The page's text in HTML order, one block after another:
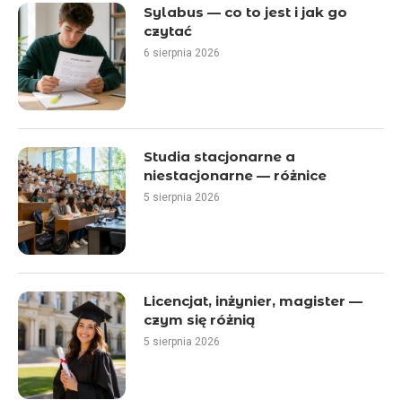
Sylabus — co to jest i jak go
czytać
6 sierpnia 2026
Studia stacjonarne a
niestacjonarne — różnice
5 sierpnia 2026
Licencjat, inżynier, magister —
czym się różnią
5 sierpnia 2026